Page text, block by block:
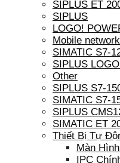
SIPLUS ET
SIPLUS
LOGO!
Mobile
SIMATIC S7-
SIPLUS
Other
SIPLUS S7-
SIMATIC S7-
SIPLUS
SIMATIC ET
Thiết Bị Tự
Màn
IPC